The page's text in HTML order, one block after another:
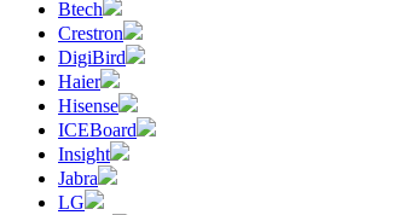
Btech
Crestron
DigiBird
Haier
Hisense
ICEBoard
Insight
Jabra
LG